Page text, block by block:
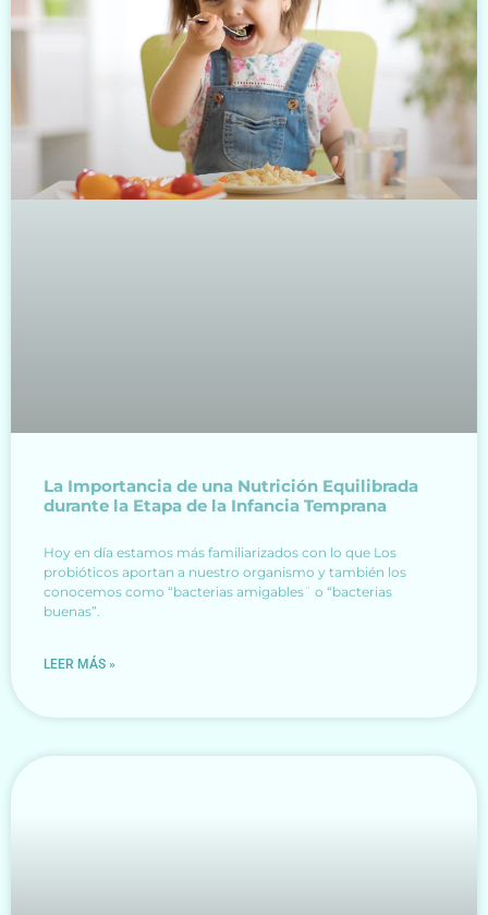
La Importancia de una Nutrición Equilibrada
durante la Etapa de la Infancia Temprana
Hoy en día estamos más familiarizados con lo que Los
probióticos aportan a nuestro organismo y también los
conocemos como “bacterias amigables¨ o “bacterias
buenas”.
LEER MÁS »